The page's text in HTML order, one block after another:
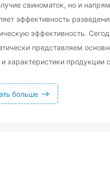
свиноматок, но и
эффективность
эффективность.
представляем
характеристики продукции
больше